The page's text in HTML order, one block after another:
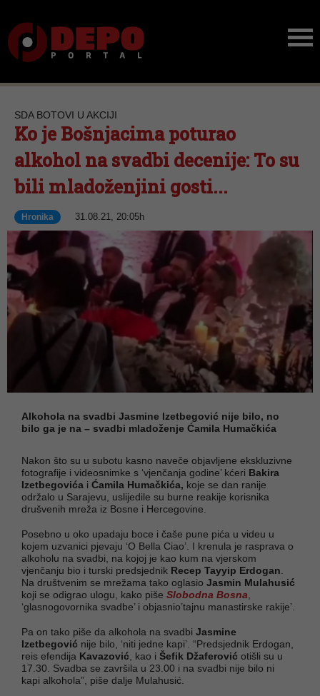
SDA BOTOVI U AKCIJI
Ko je Bošnjacima poturao
alkohol na svadbi decenije: To su
bili mladoženjini gosti...
Hronika 31.08.21, 20:05h
Alkohola na svadbi Jasmine Izetbegović nije bilo, no
bilo ga je na – svadbi mladoženje Ćamila Humačkića
Nakon što su u subotu kasno naveče objavljene ekskluzivne
fotografije i videosnimke s ‘vjenčanja godine’ kćeri Bakira
Izetbegovića i Ćamila Humačkića, koje se dan ranije
održalo u Sarajevu, uslijedile su burne reakije korisnika
drušvenih mreža iz Bosne i Hercegovine.
Posebno u oko upadaju boce i čaše pune pića u videu u
kojem uzvanici pjevaju ‘O Bella Ciao’. I krenula je rasprava o
alkoholu na svadbi, na kojoj je kao kum na vjerskom
vjenčanju bio i turski predsjednik Recep Tayyip Erdogan
Na društvenim se mrežama tako oglasio Jasmin Mulahusić
koji se odigrao ulogu, kako piše Slobodna Bosna
‘glasnogovornika svadbe’ i objasnio’tajnu manastirske rakije’.
Pa on tako piše da alkohola na svadbi Jasmine
Izetbegović nije bilo, ‘niti jedne kapi’. “Predsjednik Erdogan,
reis efendija Kavazović , kao i Šefik Džaferović otišli su u
17.30. Svadba se završila u 23.00 i na svadbi nije bilo ni
kapi alkohola”, piše dalje Mulahusić.